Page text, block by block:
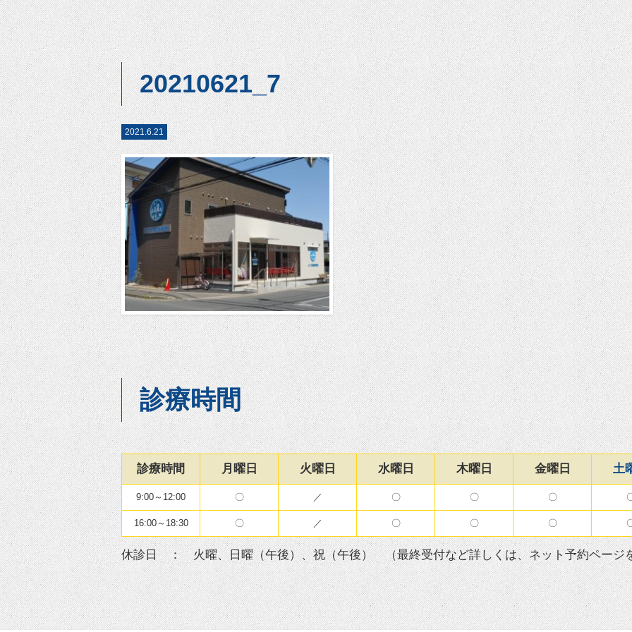
20210621_7
2021.6.21
診療時間
診療時間 月曜日 火曜日 水曜日 木曜日 金曜日 土
9:00～12:00 〇 ／ 〇 〇 〇
16:00～18:30 〇 ／ 〇 〇 〇
休診日 ： 火曜、日曜（午後）、祝（午後） （最終受付など詳しくは、ネット予約ページ